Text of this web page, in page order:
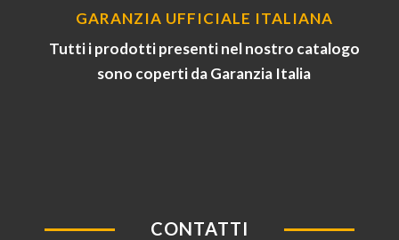
GARANZIA UFFICIALE ITALIANA
Tutti i prodotti presenti nel nostro catalogo
sono coperti da Garanzia Italia
CONTATTI